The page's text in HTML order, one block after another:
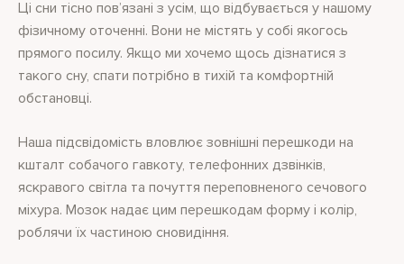
Ці сни тісно пов’язані з усім, що відбувається у нашому
фізичному оточенні. Вони не містять у собі якогось
прямого посилу. Якщо ми хочемо щось дізнатися з
такого сну, спати потрібно в тихій та комфортній
обстановці.
Наша підсвідомість вловлює зовнішні перешкоди на
кшталт собачого гавкоту, телефонних дзвінків,
яскравого світла та почуття переповненого сечового
міхура. Мозок надає цим перешкодам форму і колір,
роблячи їх частиною сновидіння.